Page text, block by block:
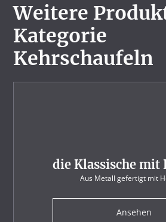
Weitere
Kategorie
Kehrschaufeln
die Klassische mit
Aus Metall gefertigt mit
Ansehen